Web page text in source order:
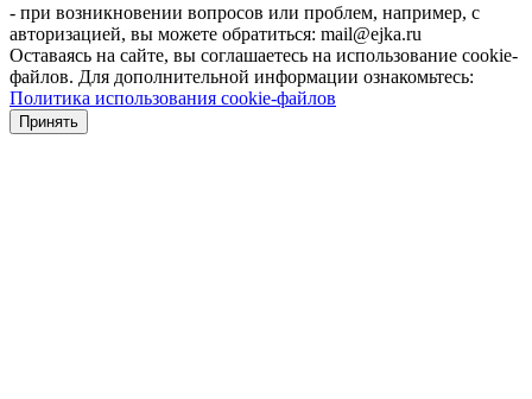
- при возникновении вопросов или проблем, например, с
авторизацией, вы можете обратиться: mail@ejka.ru
Оставаясь на сайте, вы соглашаетесь на использование cookie-
файлов. Для дополнительной информации ознакомьтесь:
Политика использования cookie-файлов
Принять